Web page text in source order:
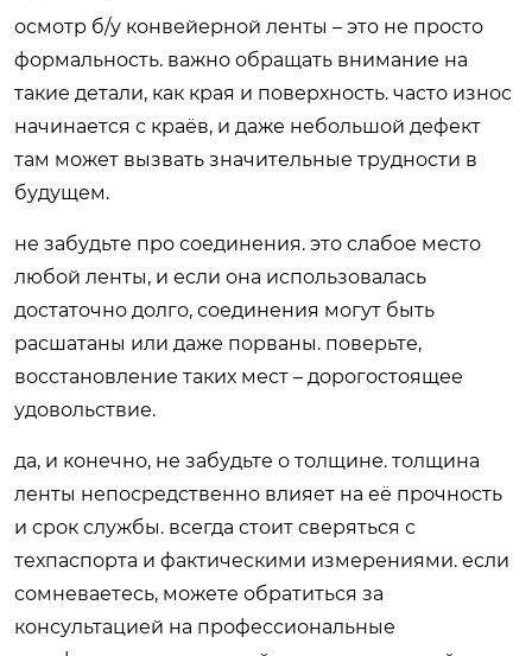
осмотр б/у конвейерной ленты – это не просто
формальность. важно обращать внимание на
такие детали, как края и поверхность. часто износ
начинается с краёв, и даже небольшой дефект
там может вызвать значительные трудности в
будущем.
не забудьте про соединения. это слабое место
любой ленты, и если она использовалась
достаточно долго, соединения могут быть
расшатаны или даже порваны. поверьте,
восстановление таких мест – дорогостоящее
удовольствие.
да, и конечно, не забудьте о толщине. толщина
ленты непосредственно влияет на её прочность
и срок службы. всегда стоит сверяться с
техпаспорта и фактическими измерениями. если
сомневаетесь, можете обратиться за
консультацией на профессиональные